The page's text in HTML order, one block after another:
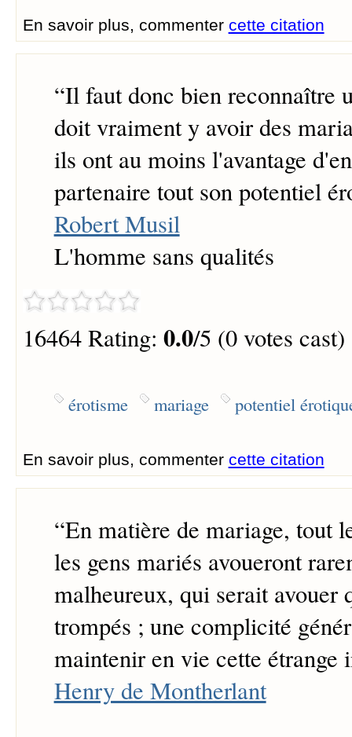
En savoir plus, commenter cette citation
“Il faut donc bien reconnaître
doit vraiment y avoir des
ils ont au moins l'avantage
partenaire tout son potentiel
Robert Musil
L'homme sans qualités
16464 Rating: 0.0/5 (0 votes cast)
érotisme mariage potentiel
En savoir plus, commenter cette citation
“En matière de mariage, tout
les gens mariés avoueront
malheureux, qui serait avouer
trompés ; une complicité
maintenir en vie cette étrange
Henry de Montherlant